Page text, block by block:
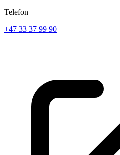
Telefon
+47 33 37 99 90